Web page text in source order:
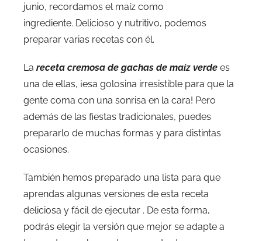
junio, recordamos el maíz como
ingrediente. Delicioso y nutritivo, podemos
preparar varias recetas con él.
La receta cremosa de gachas de maíz verde es
una de ellas, ¡esa golosina irresistible para que la
gente coma con una sonrisa en la cara! Pero
además de las fiestas tradicionales, puedes
prepararlo de muchas formas y para distintas
ocasiones.
También hemos preparado una lista para que
aprendas algunas versiones de esta receta
deliciosa y fácil de ejecutar . De esta forma,
podrás elegir la versión que mejor se adapte a